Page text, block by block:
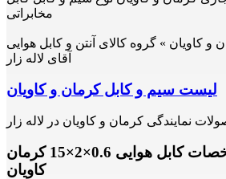
مخابراتی
و کاویان » گروه کالای آنتن و کابل هوایی
آقای لاله زار
لیست سیم و کابل کرمان و کاویان
نمایندگی کرمان و کاویان در لاله زار
بررسی و مشخصات کابل هوایی 0.6×2×15 کرمان
کاویان